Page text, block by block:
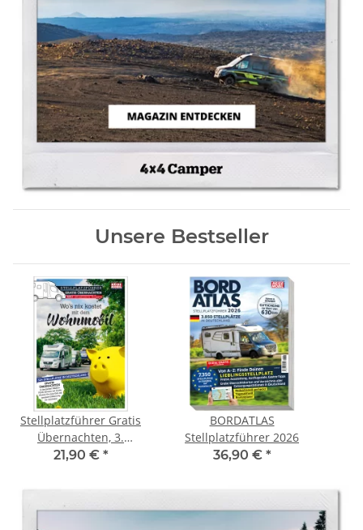
Unsere Bestseller
Stellplatzführer Gratis
Übernachten, 3.
aktualisierte Auflage
21,90 € *
BORDATLAS
Stellplatzführer 2026
36,90 € *